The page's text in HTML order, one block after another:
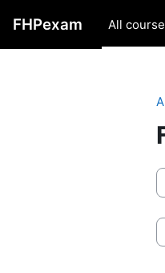
FHPexam All